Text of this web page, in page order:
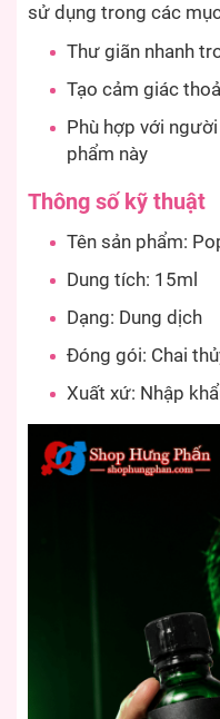
sử dụng trong các
Thư giãn nhanh
Tạo cảm giác
Phù hợp với
phẩm này
Thông số kỹ thuật
Tên sản phẩm:
Dung tích: 15ml
Dạng: Dung dịch
Đóng gói: Chai
Xuất xứ: Nhập